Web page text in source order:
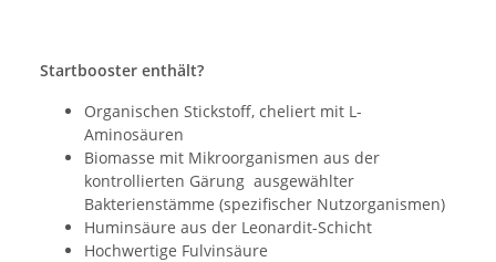
Startbooster enthält?
Organischen Stickstoff, cheliert mit L-
Aminosäuren
Biomasse mit Mikroorganismen aus der
kontrollierten Gärung ausgewählter
Bakterienstämme (spezifischer Nutzorganismen)
Huminsäure aus der Leonardit-Schicht
Hochwertige Fulvinsäure